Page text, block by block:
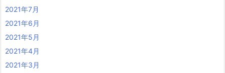
2021年7月
2021年6月
2021年5月
2021年4月
2021年3月